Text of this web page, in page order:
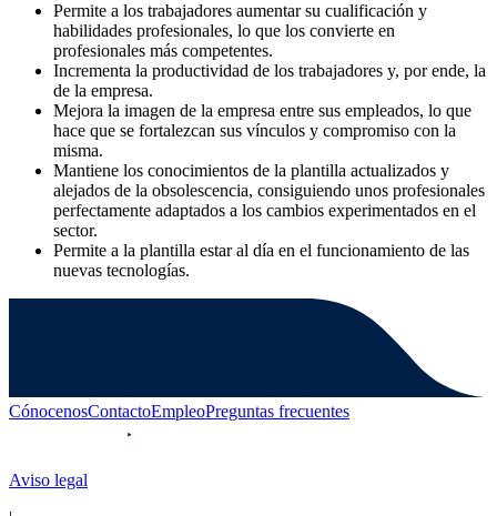
Permite a los trabajadores aumentar su cualificación y
habilidades profesionales, lo que los convierte en
profesionales más competentes.
Incrementa la productividad de los trabajadores y, por ende, la
de la empresa.
Mejora la imagen de la empresa entre sus empleados, lo que
hace que se fortalezcan sus vínculos y compromiso con la
misma.
Mantiene los conocimientos de la plantilla actualizados y
alejados de la obsolescencia, consiguiendo unos profesionales
perfectamente adaptados a los cambios experimentados en el
sector.
Permite a la plantilla estar al día en el funcionamiento de las
nuevas tecnologías.
CónocenosContactoEmpleoPreguntas frecuentes
Aviso legal